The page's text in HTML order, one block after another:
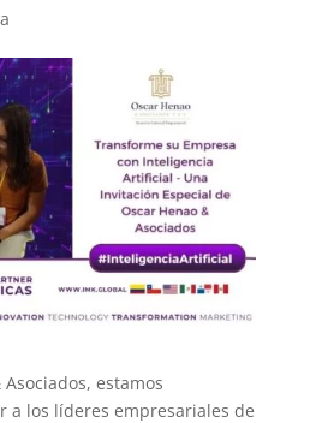
estamos
a los líderes empresariales de